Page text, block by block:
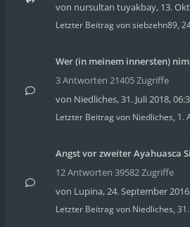
von nursultan tuyakbay, 13.
Letzter Beitrag vonsiebzehn89,
Wer (in meinem innersten)
3 Antworten 21405 Zugriffe
von Niedliches,31. Juli 2018,
Letzter Beitrag von Niedliches, 1.
Angst vor zweiter Ayahuasca
12 Antworten 39582 Zugriffe
von Lupina,24. September
Letzter Beitrag von Niedliches,